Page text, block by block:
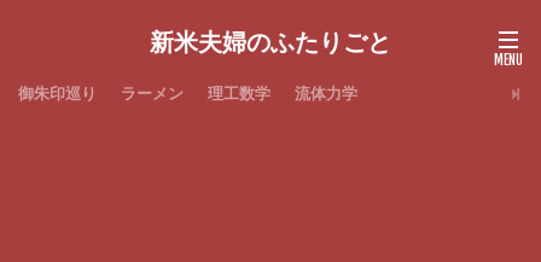
新米夫婦のふたりごと
御朱印巡り ラーメン 理工数学 流体力学